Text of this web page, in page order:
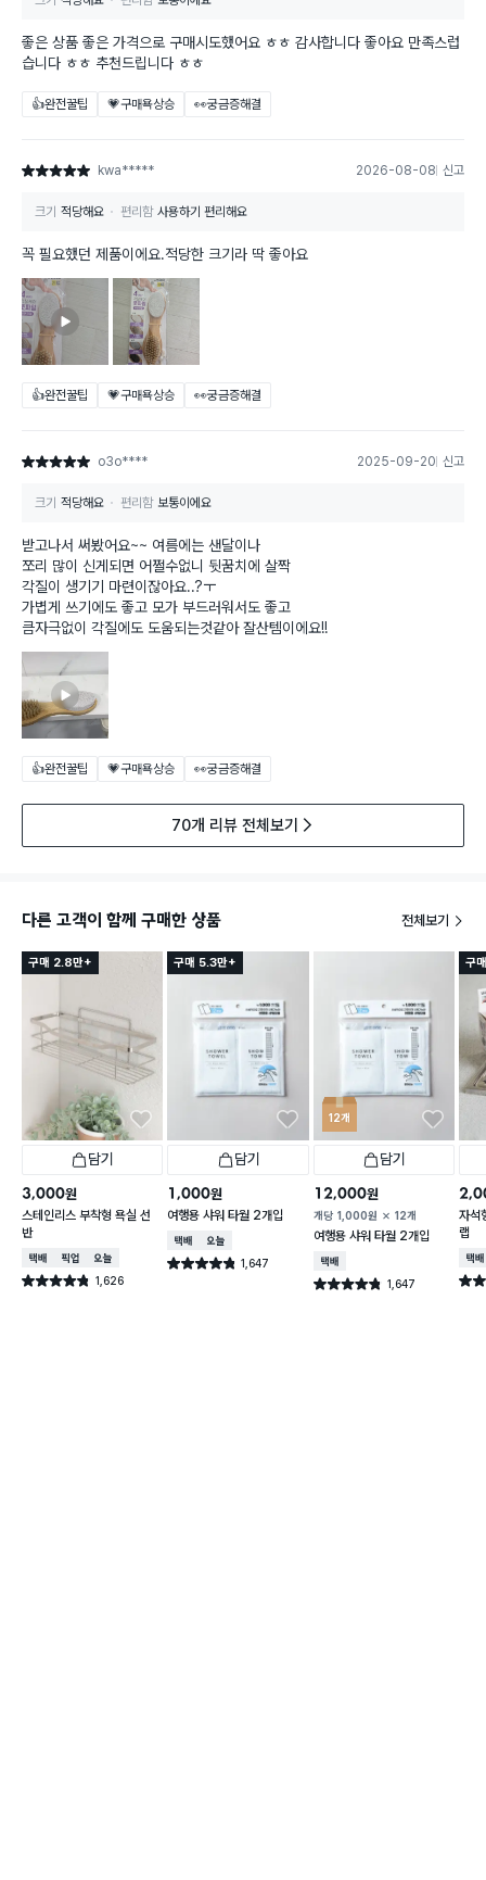
좋은 상품 좋은 가격으로 구매시도했어요 ㅎㅎ 감사합니다 좋아요 만족스럽
습니다 ㅎㅎ 추천드립니다 ㅎㅎ
👍완전꿀팁 💗구매욕상승 👀궁금증해결
별점 5점 kwa***** 2026-08-08 신고
크기 적당해요 편리함 사용하기 편리해요
꼭 필요했던 제품이에요.적당한 크기라 딱 좋아요
👍완전꿀팁 💗구매욕상승 👀궁금증해결
별점 5점 o3o**** 2025-09-20 신고
크기 적당해요 편리함 보통이에요
받고나서 써봤어요~~ 여름에는 샌달이나
쪼리 많이 신게되면 어쩔수없니 뒷꿈치에 살짝
각질이 생기기 마련이잖아요..?ㅜ
가볍게 쓰기에도 좋고 모가 부드러워서도 좋고
큼자극없이 각질에도 도움되는것같아 잘산템이에요!!
👍완전꿀팁 💗구매욕상승 👀궁금증해결
70개 리뷰 전체보기
다른 고객이 함께 구매한 상품 전체보기
구매 2.8만+
담기
3,000원
스테인리스 부착형 욕실 선
반
택배배송매장픽업오늘배송
별점 4.8점 1,626
건 작성
구매 5.3만+
담기
1,000원
여행용 샤워 타월 2개입
택배배송오늘배송
별점 4.8점 1,647
건 작성
12개
담기
12,000원
개당 1,000원 12개
여행용 샤워 타월 2개입
택배배송
별점 4.8점 1,647
건 작성
구
자석
랩
택배
별점